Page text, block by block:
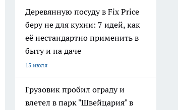
Деревянную посуду в Fix Price
беру не для кухни: 7 идей, как
её нестандартно применить в
быту и на даче
15 июля
Грузовик пробил ограду и
влетел в парк "Швейцария" в